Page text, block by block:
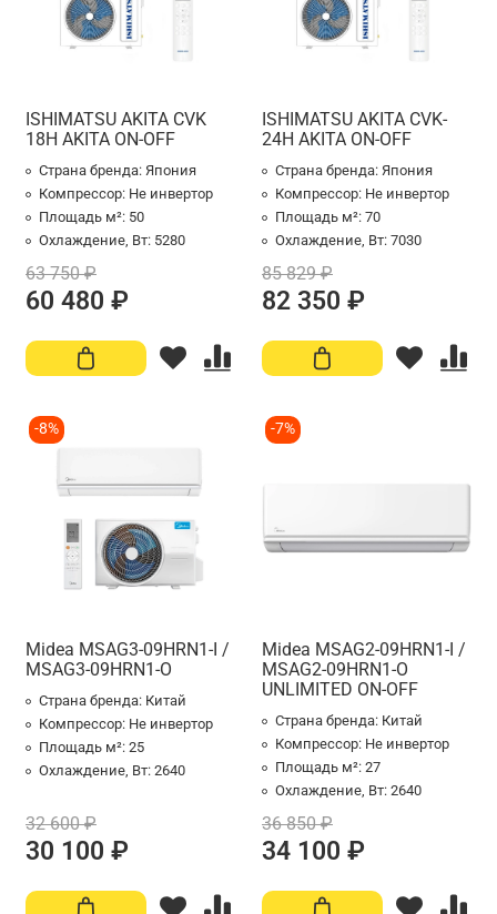
ISHIMATSU AKITA CVK
18H AKITA ON-OFF
Страна бренда: Япония
Компрессор: Не инвертор
Площадь м²: 50
Охлаждение, Вт: 5280
63 750 ₽
60 480 ₽
ISHIMATSU AKITA CVK-
24H AKITA ON-OFF
Страна бренда: Япония
Компрессор: Не инвертор
Площадь м²: 70
Охлаждение, Вт: 7030
85 829 ₽
82 350 ₽
-8%
Midea MSAG3-09HRN1-I /
MSAG3-09HRN1-O
Страна бренда: Китай
Компрессор: Не инвертор
Площадь м²: 25
Охлаждение, Вт: 2640
32 600 ₽
30 100 ₽
-7%
Midea MSAG2-09HRN1-I /
MSAG2-09HRN1-O
UNLIMITED ON-OFF
Страна бренда: Китай
Компрессор: Не инвертор
Площадь м²: 27
Охлаждение, Вт: 2640
36 850 ₽
34 100 ₽